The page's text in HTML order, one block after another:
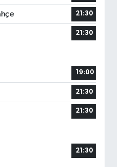
21:30
21:30
19:00
21:30
21:30
21:30